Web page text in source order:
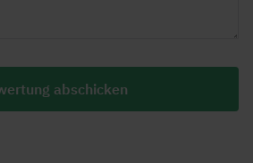
abschicken